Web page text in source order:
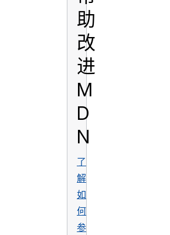
助
改
进
M
D
N
了
解
如
何
参